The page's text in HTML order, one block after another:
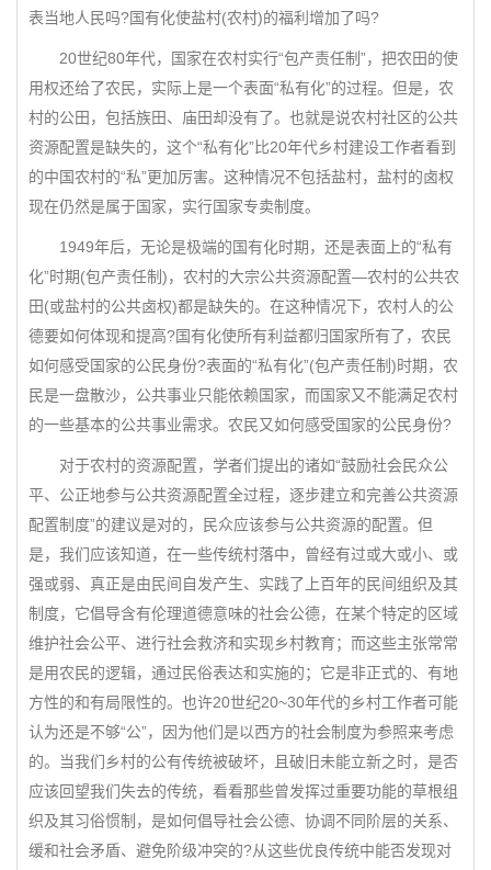
表当地人民吗?国有化使盐村(农村)的福利增加了吗?
20世纪80年代，国家在农村实行“包产责任制”，把农田的使
用权还给了农民，实际上是一个表面“私有化”的过程。但是，农
村的公田，包括族田、庙田却没有了。也就是说农村社区的公共
资源配置是缺失的，这个“私有化”比20年代乡村建设工作者看到
的中国农村的“私”更加厉害。这种情况不包括盐村，盐村的卤权
现在仍然是属于国家，实行国家专卖制度。
1949年后，无论是极端的国有化时期，还是表面上的“私有
化”时期(包产责任制)，农村的大宗公共资源配置—农村的公共农
田(或盐村的公共卤权)都是缺失的。在这种情况下，农村人的公
德要如何体现和提高?国有化使所有利益都归国家所有了，农民
如何感受国家的公民身份?表面的“私有化”(包产责任制)时期，农
民是一盘散沙，公共事业只能依赖国家，而国家又不能满足农村
的一些基本的公共事业需求。农民又如何感受国家的公民身份?
对于农村的资源配置，学者们提出的诸如“鼓励社会民众公
平、公正地参与公共资源配置全过程，逐步建立和完善公共资源
配置制度”的建议是对的，民众应该参与公共资源的配置。但
是，我们应该知道，在一些传统村落中，曾经有过或大或小、或
强或弱、真正是由民间自发产生、实践了上百年的民间组织及其
制度，它倡导含有伦理道德意味的社会公德，在某个特定的区域
维护社会公平、进行社会救济和实现乡村教育；而这些主张常常
是用农民的逻辑，通过民俗表达和实施的；它是非正式的、有地
方性的和有局限性的。也许20世纪20~30年代的乡村工作者可能
认为还是不够“公”，因为他们是以西方的社会制度为参照来考虑
的。当我们乡村的公有传统被破坏，且破旧未能立新之时，是否
应该回望我们失去的传统，看看那些曾发挥过重要功能的草根组
织及其习俗惯制，是如何倡导社会公德、协调不同阶层的关系、
缓和社会矛盾、避免阶级冲突的?从这些优良传统中能否发现对